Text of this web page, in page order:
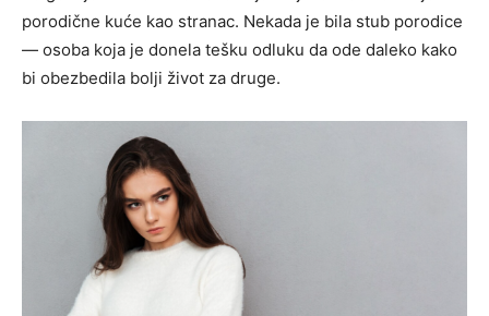
porodične kuće kao stranac. Nekada je bila stub porodice
— osoba koja je donela tešku odluku da ode daleko kako
bi obezbedila bolji život za druge.